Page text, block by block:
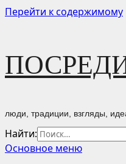
Перейти к содержимому
люди, традиции, взгляды,
Найти:
Основное меню